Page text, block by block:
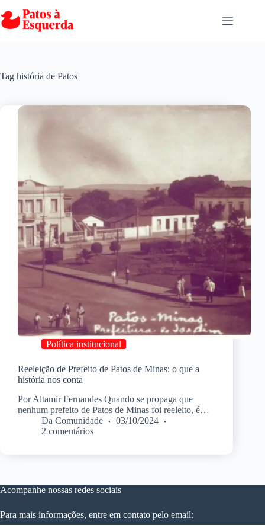
para
o
Tag história de Patos
Política institucional
Reeleição de Prefeito de Patos de Minas: o que a
história nos conta
Por Altamir Fernandes Quando se propaga que
nenhum prefeito de Patos de Minas foi reeleito, é…
Da Comunidade
03/10/2024
2 comentários
Acompanhe nossas redes sociais
Para mais informações, entre em contato pelo email: